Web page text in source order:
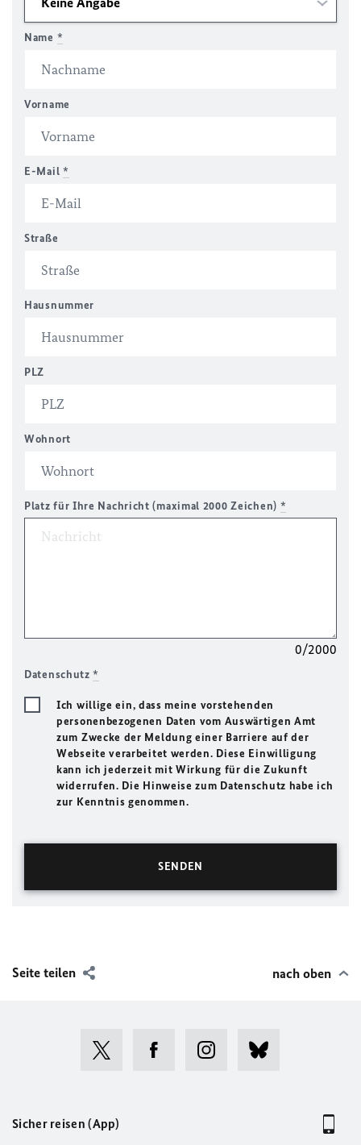
Name *
Vorname
E-Mail *
Straße
Hausnummer
PLZ
Wohnort
Platz für Ihre Nachricht (maximal 2000 Zeichen) *
0/2000
Datenschutz*
Ich willige ein, dass meine vorstehenden
personenbezogenen Daten vom Auswärtigen Amt
zum Zwecke der Meldung einer Barriere auf der
Webseite verarbeitet werden. Diese Einwilligung
kann ich jederzeit mit Wirkung für die Zukunft
widerrufen. Die Hinweise zum Datenschutz habe ich
zur Kenntnis genommen.
Seite teilen nach oben
Sicher reisen (App)